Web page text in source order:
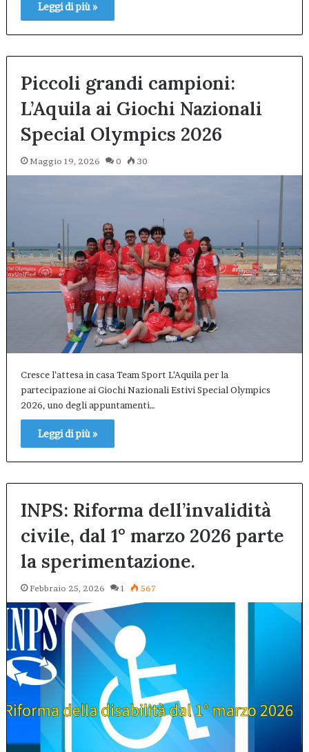
Leggi di più »
Piccoli grandi campioni:
L’Aquila ai Giochi Nazionali
Special Olympics 2026
Maggio 19, 2026 0 30
Cresce l’attesa in casa Team Sport L’Aquila per la
partecipazione ai Giochi Nazionali Estivi Special Olympics
2026, uno degli appuntamenti…
Leggi di più »
INPS: Riforma dell’invalidità
civile, dal 1° marzo 2026 parte
la sperimentazione.
Febbraio 25, 2026 1 567